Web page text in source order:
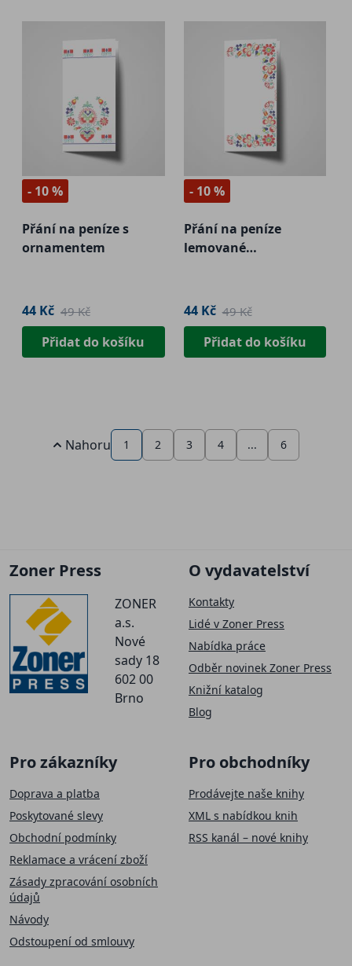
- 10 %
Přání na peníze s
ornamentem
44 Kč 49 Kč
Přidat do košíku
- 10 %
Přání na peníze
lemované
44 Kč 49 Kč
Přidat do košíku
Nahoru 1 2 3 4 ... 6
Zoner Press
ZONER
a.s.
Nové
sady 18
602 00
Brno
O vydavatelství
Kontakty
Lidé v Zoner Press
Nabídka práce
Odběr novinek Zoner Press
Knižní katalog
Blog
Pro zákazníky
Doprava a platba
Poskytované slevy
Obchodní podmínky
Reklamace a vrácení zboží
Zásady zpracování osobních
údajů
Návody
Odstoupení od smlouvy
Pro obchodníky
Prodávejte naše knihy
XML s nabídkou knih
RSS kanál – nové knihy